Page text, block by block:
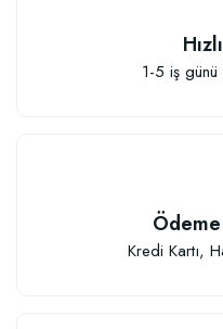
1-5 iş
Kredi Kartı,